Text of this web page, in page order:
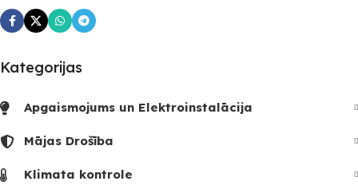
Kategorijas
Apgaismojums un Elektroinstalācija
Mājas Drošība
Klimata kontrole